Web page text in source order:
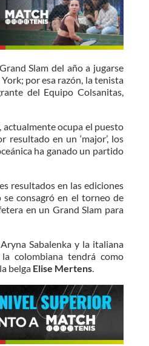
Slam del año a jugarse
por esa razón, la tenista
del Equipo Colsanitas,
actualmente ocupa el puesto
en un ‘major’, los
ha ganado un partido
resultados en las ediciones
consagró en el torneo de
en un Grand Slam para
Sabalenka y la italiana
colombiana tendrá como
belga Elise Mertens.